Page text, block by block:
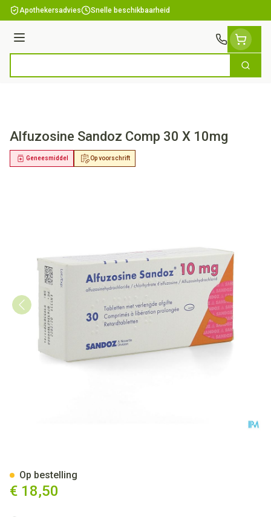
Ga naar de inhoud
Apothekersadvies Snelle beschikbaarheid
Menu
Zoek
Alfuzosine Sandoz Comp 30 X 10mg
Op voorschrift
Geneesmiddel
€ 18,50
Op bestelling